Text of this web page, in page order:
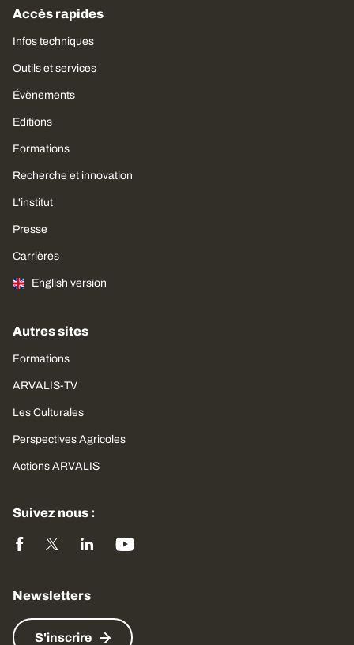
Accès rapides
Infos techniques
Outils et services
Évènements
Editions
Formations
Recherche et innovation
L'institut
Presse
Carrières
English version
Autres sites
Formations
ARVALIS-TV
Les Culturales
Perspectives Agricoles
Actions ARVALIS
Suivez nous :
Newsletters
S'inscrire